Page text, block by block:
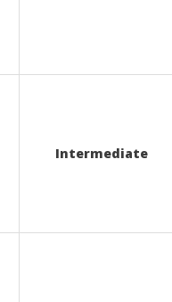
Intermediate